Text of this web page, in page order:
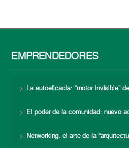
EMPRENDEDORES
La autoeficacia: “motor invisible”
El poder de la comunidad: nuevo
Networking: el arte de la